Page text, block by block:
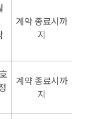
계약 종료시까
지
계약 종료시까
지